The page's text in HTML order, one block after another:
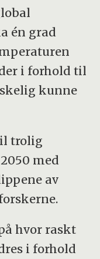
én grad
i forhold til
kunne
trolig
med
av
hvor raskt
i forhold